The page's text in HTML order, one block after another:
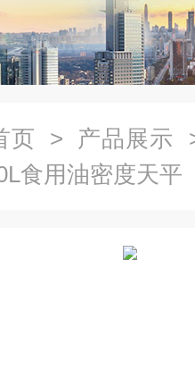
页 > 产品展示
食用油密度天平